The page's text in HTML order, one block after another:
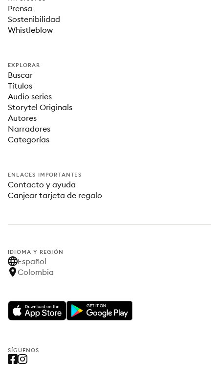
Prensa
Sostenibilidad
Whistleblow
EXPLORAR
Buscar
Títulos
Audio series
Storytel Originals
Autores
Narradores
Categorías
ENLACES IMPORTANTES
Contacto y ayuda
Canjear tarjeta de regalo
IDIOMA Y REGIÓN
Español
Colombia
SÍGUENOS